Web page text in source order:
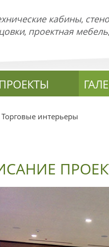
кабины,
, проектная мебель,
ПРОЕКТЫ
интерьеры